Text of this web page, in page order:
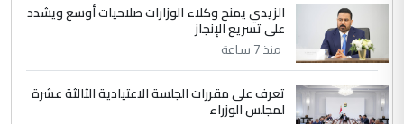
5
التعليق : تحياتي لك استاذ حامدتركان. كلام
دقيق ومسؤول؛ فالاستثمار الحقيقي للإنسان
الموضوع :
بين الإهمال واغتصاب الأرض.. بلاد
الزيدي يمنح وكلاء الوزارات صلاحيات أوسع ويشدد
على تسريع الإنجاز
منذ 7 ساعة
تعرف على مقررات الجلسة الاعتيادية الثالثة عشرة
لمجلس الوزراء